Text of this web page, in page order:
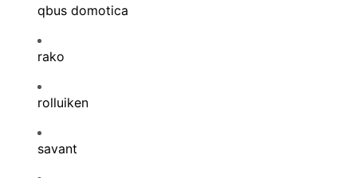
qbus domotica
rako
rolluiken
savant